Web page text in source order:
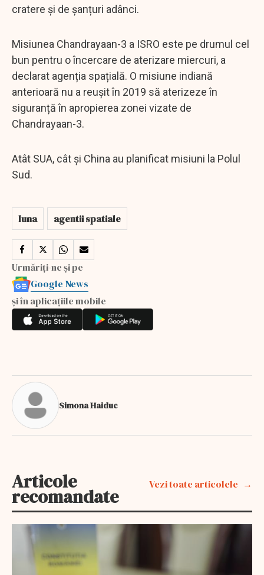
cratere și de șanțuri adânci.
Misiunea Chandrayaan-3 a ISRO este pe drumul cel
bun pentru o încercare de aterizare miercuri, a
declarat agenția spațială. O misiune indiană
anterioară nu a reușit în 2019 să aterizeze în
siguranță în apropierea zonei vizate de
Chandrayaan-3.
Atât SUA, cât și China au planificat misiuni la Polul
Sud.
luna agentii spatiale
Urmăriți-ne și pe
Google News
și în aplicațiile mobile
Simona Haiduc
Articole
recomandate
Vezi toate articolele